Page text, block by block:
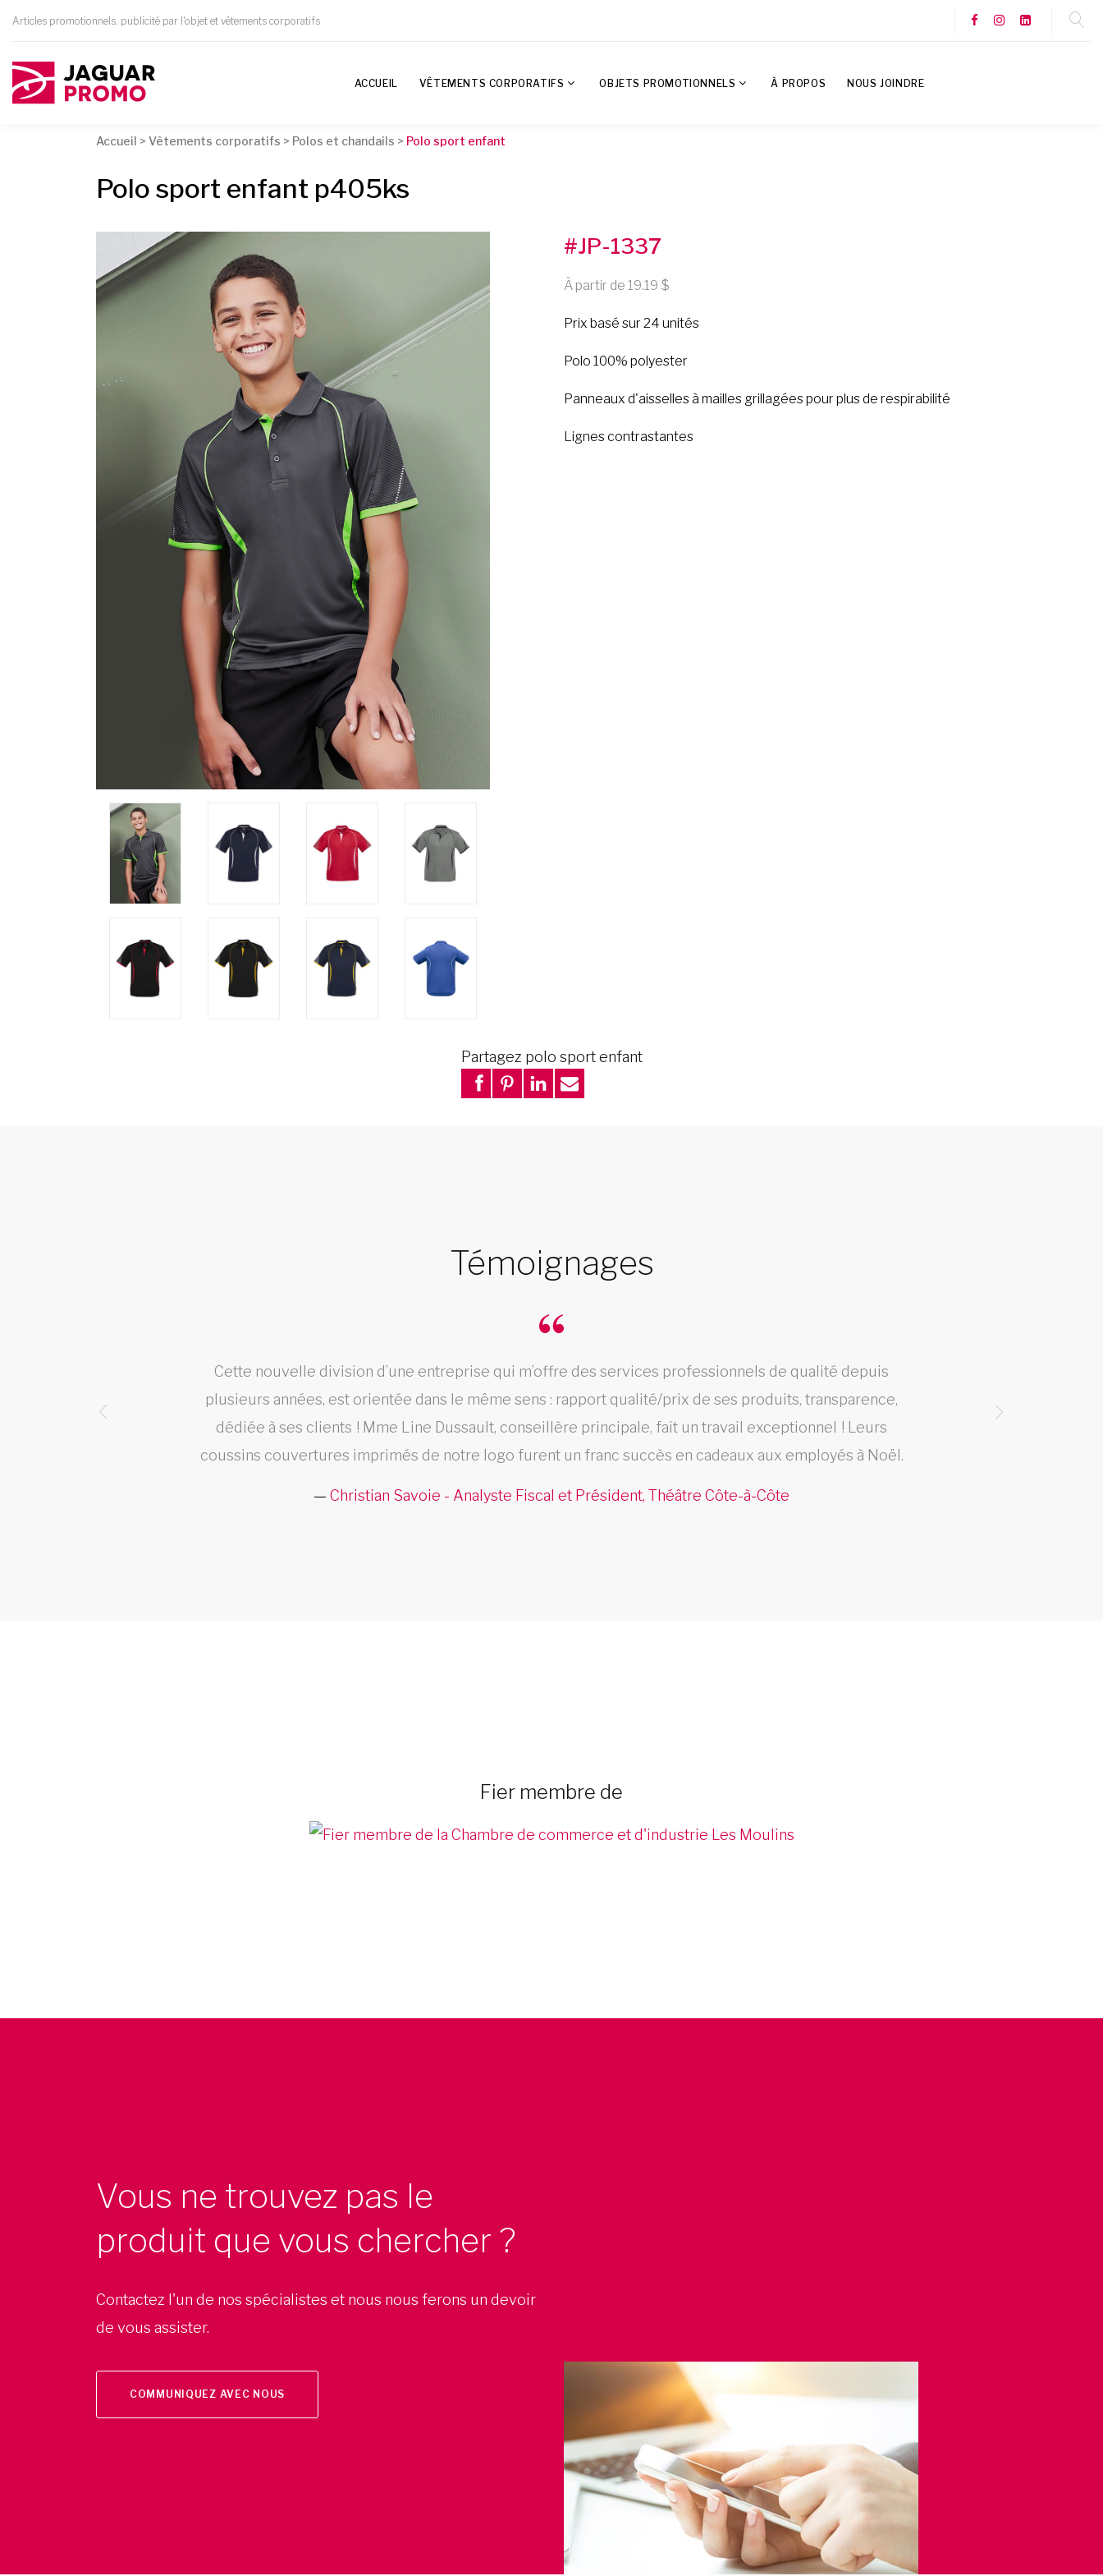
Articles promotionnels, publicité par l'objet et vêtements corporatifs
ACCUEIL VÊTEMENTS CORPORATIFS OBJETS PROMOTIONNELS À PROPOS NOUS JOINDRE
Accueil > Vêtements corporatifs > Polos et chandails > Polo sport enfant
Polo sport enfant p405ks
#JP-1337
À partir de 19.19
Prix basé sur 24 unités
Polo 100% polyester
Panneaux d'aisselles à mailles grillagées pour plus de respirabilité
Lignes contrastantes
Partagez polo sport enfant
Témoignages
Cette nouvelle division d’une entreprise qui m’offre des services professionnels de qualité depuis
plusieurs années, est orientée dans le même sens : rapport qualité/prix de ses produits, transparence,
dédiée à ses clients ! Mme Line Dussault, conseillère principale, fait un travail exceptionnel ! Leurs
coussins couvertures imprimés de notre logo furent un franc succès en cadeaux aux employés à Noël.
Christian Savoie - Analyste Fiscal et Président, Théâtre Côte-à-Côte
Fier membre de
Vous ne trouvez pas le
produit que vous chercher ?
Contactez l'un de nos spécialistes et nous nous ferons un devoir
de vous assister.
COMMUNIQUEZ AVEC NOUS